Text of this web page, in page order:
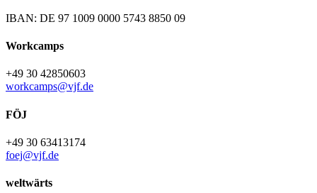
IBAN: DE 97 1009 0000 5743 8850 09
Workcamps
+49 30 42850603
workcamps@vjf.de
FÖJ
+49 30 63413174
foej@vjf.de
weltwärts